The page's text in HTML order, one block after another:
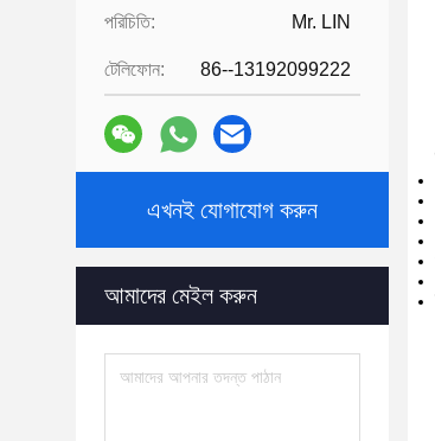
পরিচিতি: Mr. LIN
টেলিফোন: 86--13192099222
এখনই যোগাযোগ করুন
আমাদের মেইল ​​করুন